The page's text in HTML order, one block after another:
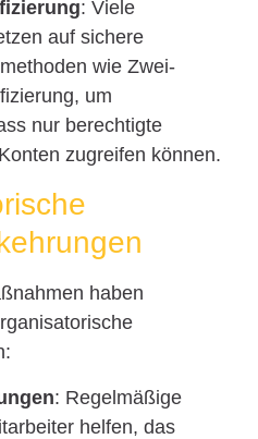
: Viele
auf sichere
wie Zwei-
um
nur berechtigte
zugreifen können.
haben
: Regelmäßige
helfen, das